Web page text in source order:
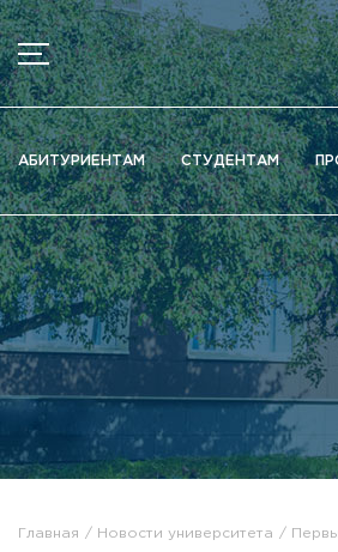
АБИТУРИЕНТАМ СТУДЕНТАМ
МЕНЮ
Новости
Объявления
Документы
Сведения об образовательной
Официально о приёме
Научная деятельность
Высшие школы / Институты /
Дополнительное образование
Федеральный ресурсный центр
Вакантные места для приема
Главная Новости университета